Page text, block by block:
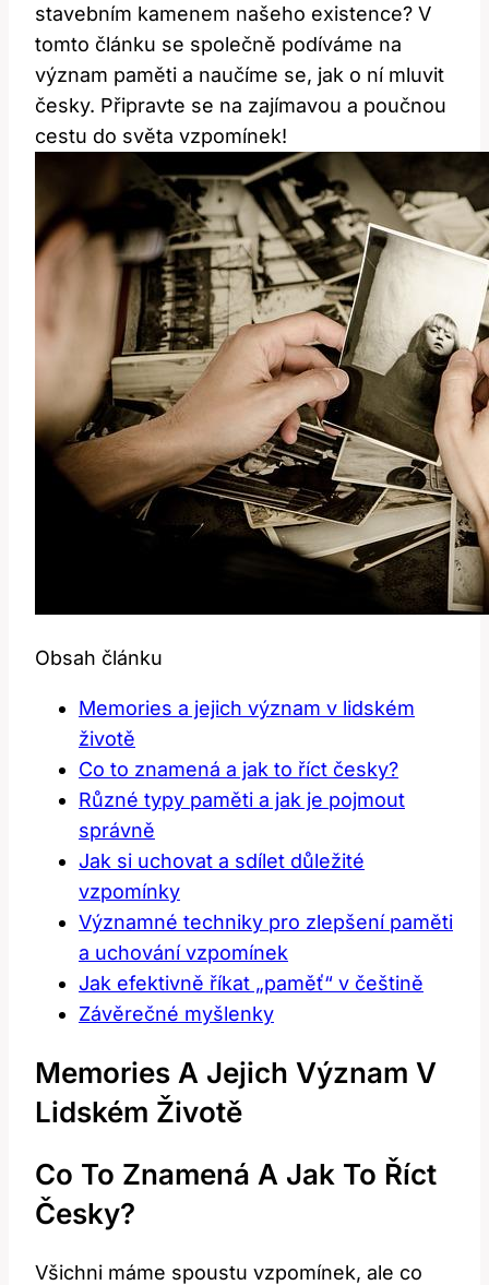
stavebním kamenem našeho existence? V
tomto článku se společně podíváme na
význam paměti a naučíme se, jak o ní mluvit
česky. Připravte se na zajímavou a poučnou
cestu do světa vzpomínek!
Obsah článku
Memories a jejich význam v lidském
životě
Co to znamená a jak to říct česky?
Různé typy paměti a jak je pojmout
správně
Jak si uchovat a sdílet důležité
vzpomínky
Významné techniky pro zlepšení paměti
a uchování vzpomínek
Jak efektivně říkat „paměť“ v češtině
Závěrečné myšlenky
Memories A Jejich Význam V
Lidském Životě
Co To Znamená A Jak To Říct
Česky?
Všichni máme spoustu vzpomínek, ale co